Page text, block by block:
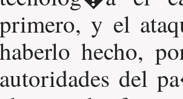
primero, y el
haberlo hecho,
autoridades del